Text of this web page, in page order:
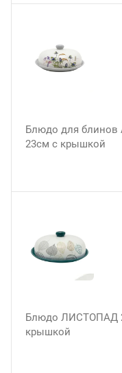
Блюдо для
23см с крышкой
Блюдо ЛИСТОПАД
крышкой